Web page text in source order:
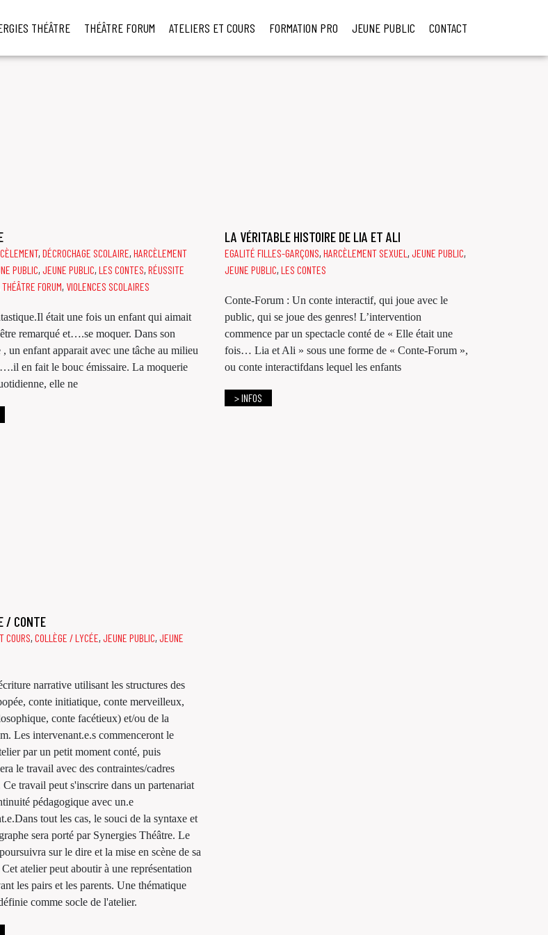
THÉÂTRE THÉÂTRE FORUM ATELIERS ET COURS FORMATION PRO JEUNE PUBLIC CONTACT
,DÉCROCHAGE SCOLAIRE,HARCÈLEMENT
PUBLIC,JEUNE PUBLIC,LES CONTES,RÉUSSITE
THÉÂTRE FORUM, VIOLENCES SCOLAIRES
était une fois un enfant qui aimait
remarqué et….se moquer. Dans son
, un enfant apparait avec une tâche au milieu
en fait le bouc émissaire. La moquerie
elle ne
LA VÉRITABLE HISTOIRE DE LIA ET ALI
EGALITÉ FILLES-GARÇONS, HARCÈLEMENT SEXUEL , JEUNE PUBLIC,
JEUNE PUBLIC, LES CONTES
Conte-Forum : Un conte interactif, qui joue avec le
public, qui se joue des genres! L’intervention
commence par un spectacle conté de « Elle était une
fois… Lia et Ali » sous une forme de « Conte-Forum »,
ou conte interactifdans lequel les enfants
> INFOS
/ CONTE
COURS,COLLÈGE / LYCÉE,JEUNE PUBLIC,JEUNE
narrative utilisant les structures des
conte initiatique, conte merveilleux,
conte facétieux) et/ou de la
Les intervenant.e.s commenceront le
par un petit moment conté, puis
le travail avec des contraintes/cadres
Ce travail peut s'inscrire dans un partenariat
pédagogique avec un.e
tout les cas, le souci de la syntaxe et
sera porté par Synergies Théâtre. Le
sur le dire et la mise en scène de sa
atelier peut aboutir à une représentation
les pairs et les parents. Une thématique
comme socle de l'atelier.